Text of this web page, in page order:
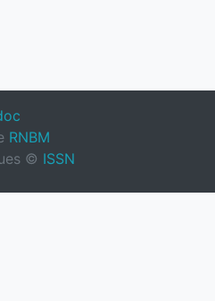
RNBM
© ISSN